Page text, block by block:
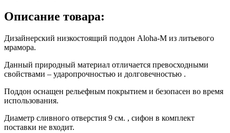
Описание товара:
Дизайнерский низкостоящий поддон Aloha-M из литьевого
мрамора.
Данный природный материал отличается превосходными
свойствами – ударопрочностью и долговечностью .
Поддон оснащен рельефным покрытием и безопасен во время
использования.
Диаметр сливного отверстия 9 см. , сифон в комплект
поставки не входит.